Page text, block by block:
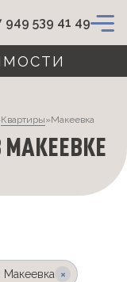
949 539 41 49
Квартиры»Макеевка
Макеевка ×